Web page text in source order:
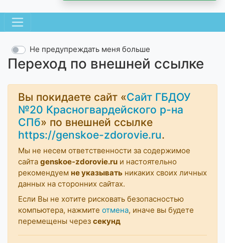
Переход по внешней ссылке
Не предупреждать меня больше
Вы покидаете сайт «Сайт ГБДОУ
№20 Красногвардейского р-на
СПб» по внешней ссылке
https://genskoe-zdorovie.ru.
Мы не несем ответственности за содержимое
сайта genskoe-zdorovie.ru и настоятельно
рекомендуем не указывать никаких своих личных
данных на сторонних сайтах.
Если Вы не хотите рисковать безопасностью
компьютера, нажмите отмена, иначе вы будете
перемещены через секунд